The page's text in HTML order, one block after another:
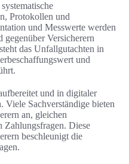
Protokollen und
und Messwerte werden
gegenüber Versicherern
das Unfallgutachten in
und
und in digitaler
Viele Sachverständige bieten
an, gleichen
Zahlungsfragen. Diese
beschleunigt die